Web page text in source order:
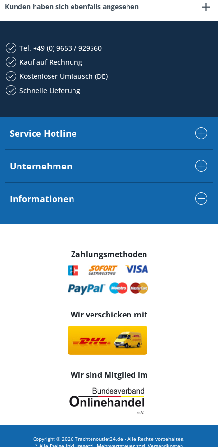
Kunden haben sich ebenfalls angesehen
Tel. +49 (0) 9653 / 929560
Kauf auf Rechnung
Kostenloser Umtausch (DE)
Schnelle Lieferung
Service Hotline
Unternehmen
Informationen
Zahlungsmethoden
Wir verschicken mit
Wir sind Mitglied im
Copyright © 2026 Trachtenoutlet24.de - Alle Rechte vorbehalten.